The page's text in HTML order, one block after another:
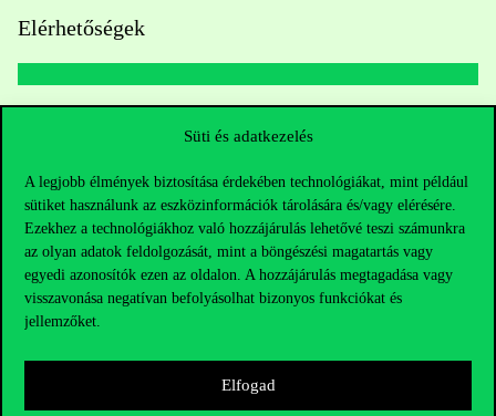
Süti és adatkezelés
A legjobb élmények biztosítása érdekében technológiákat, mint például
sütiket használunk az eszközinformációk tárolására és/vagy elérésére.
Ezekhez a technológiákhoz való hozzájárulás lehetővé teszi számunkra
az olyan adatok feldolgozását, mint a böngészési magatartás vagy
egyedi azonosítók ezen az oldalon. A hozzájárulás megtagadása vagy
visszavonása negatívan befolyásolhat bizonyos funkciókat és
jellemzőket.
Elfogad
Elérhetőségek
Kérdésed van a felvételivel kapcsolatban?
Oktatói elérhetőségek
HUB jelenlegi hallgatóinknak